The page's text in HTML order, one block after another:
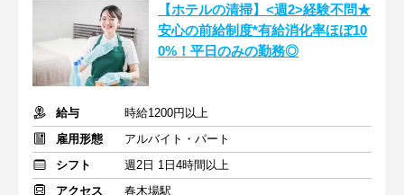
【ホテルの清掃】<週2>経験不問★
安心の前給制度*有給消化率ほぼ10
0%！平日のみの勤務◎
給与
時給1200円以上
雇用形態
アルバイト・パート
シフト
週2日 1日4時間以上
アクセス
春木場駅